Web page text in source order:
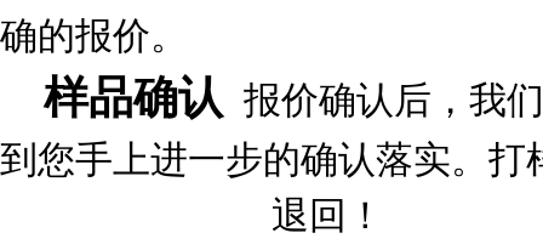
确的报价。
样品确认 报价确认后，我
到您手上进一步的确认落实。
退回！